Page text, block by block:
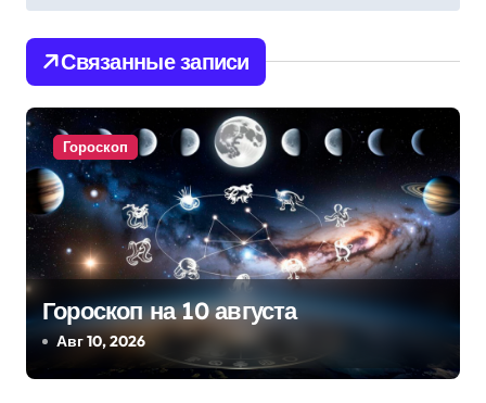
в
и
г
а
ц
и
я
п
о
Связанные записи
Гороскоп
Гороскоп на 10 августа
Авг 10, 2026